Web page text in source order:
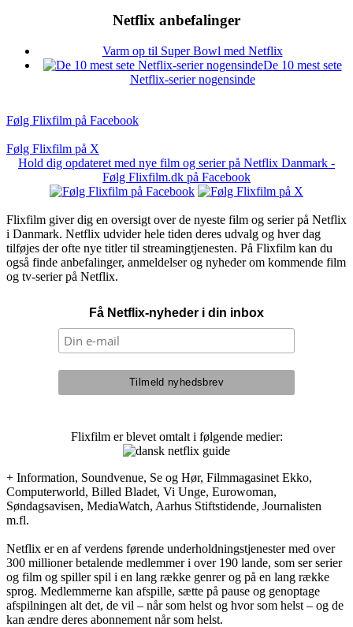
Netflix anbefalinger
Varm op til Super Bowl med Netflix
De 10 mest sete
Netflix-serier nogensinde
Følg Flixfilm på Facebook
Følg Flixfilm på X
Hold dig opdateret med nye film og serier på Netflix Danmark -
Følg Flixfilm.dk på Facebook
Flixfilm giver dig en oversigt over de nyeste film og serier på Netflix
i Danmark. Netflix udvider hele tiden deres udvalg og hver dag
tilføjes der ofte nye titler til streamingtjenesten. På Flixfilm kan du
også finde anbefalinger, anmeldelser og nyheder om kommende film
og tv-serier på Netflix.
Få Netflix-nyheder i din inbox
Flixfilm er blevet omtalt i følgende medier:
+ Information, Soundvenue, Se og Hør, Filmmagasinet Ekko,
Computerworld, Billed Bladet, Vi Unge, Eurowoman,
Søndagsavisen, MediaWatch, Aarhus Stiftstidende, Journalisten
m.fl.
Netflix er en af verdens førende underholdningstjenester med over
300 millioner betalende medlemmer i over 190 lande, som ser serier
og film og spiller spil i en lang række genrer og på en lang række
sprog. Medlemmerne kan afspille, sætte på pause og genoptage
afspilningen alt det, de vil – når som helst og hvor som helst – og de
kan ændre deres abonnement når som helst.